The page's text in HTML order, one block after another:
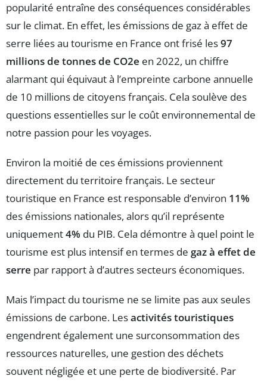
popularité entraîne des conséquences considérables
sur le climat. En effet, les émissions de gaz à effet de
serre liées au tourisme en France ont frisé les97
millions de tonnes de CO2e en 2022, un chiffre
alarmant qui équivaut à l’empreinte carbone annuelle
de 10 millions de citoyens français. Cela soulève des
questions essentielles sur le coût environnemental de
notre passion pour les voyages.
Environ la moitié de ces émissions proviennent
directement du territoire français. Le secteur
touristique en France est responsable d’environ 11%
des émissions nationales, alors qu’il représente
uniquement4% du PIB. Cela démontre à quel point le
tourisme est plus intensif en termes de gaz à effet de
serre par rapport à d’autres secteurs économiques.
Mais l’impact du tourisme ne se limite pas aux seules
émissions de carbone. Lesactivités touristiques
engendrent également une surconsommation des
ressources naturelles, une gestion des déchets
souvent négligée et une perte de biodiversité. Par